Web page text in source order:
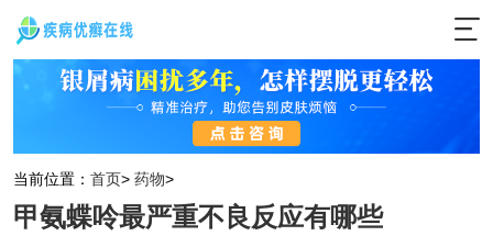
当前位置： 首页> 药物>
甲氨蝶呤最严重不良反应有哪些